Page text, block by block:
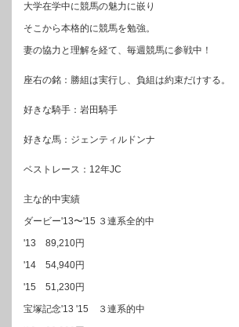
大学在学中に競馬の魅力に嵌り
そこから本格的に競馬を勉強。
妻の協力と理解を経て、毎週競馬に参戦中！
座右の銘：勝組は実行し、負組は約束だけする。
好きな騎手：岩田騎手
好きな馬：ジェンティルドンナ
ベストレース：12年JC
主な的中実績
ダービー'13〜'15 ３連系全的中
'13 89,210円
'14 54,940円
'15 51,230円
宝塚記念'13 '15 ３連系的中